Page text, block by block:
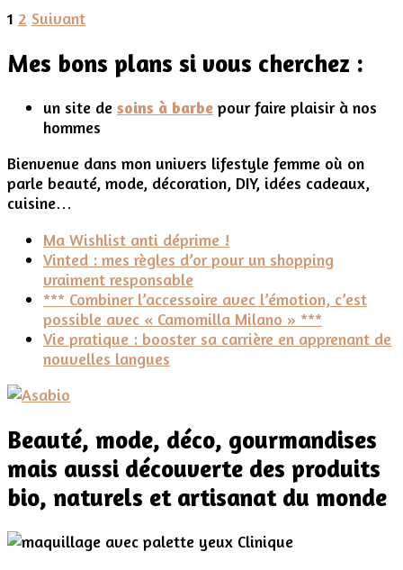
Pagination
des
publications
Page
1 Page
2 Suivant
Mes bons plans si vous cherchez :
un site de soins à barbe pour faire plaisir à nos
hommes
Bienvenue dans mon univers lifestyle femme où on
parle beauté, mode, décoration, DIY, idées cadeaux,
cuisine…
Ma Wishlist anti déprime !
Vinted : mes règles d’or pour un shopping
vraiment responsable
*** Combiner l’accessoire avec l’émotion, c’est
possible avec « Camomilla Milano » ***
Vie pratique : booster sa carrière en apprenant de
nouvelles langues
Beauté, mode, déco, gourmandises
mais aussi découverte des produits
bio, naturels et artisanat du monde